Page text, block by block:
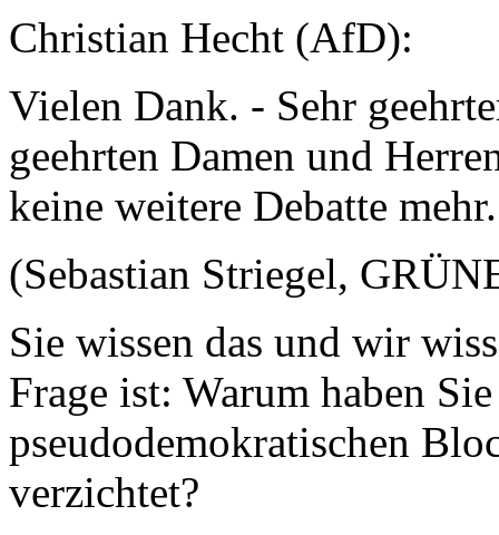
Christian Hecht (AfD):
Vielen Dank. - Sehr
geehrten Damen und
keine weitere Debatte mehr.
(Sebastian Striegel,
Sie wissen das und wir
Frage ist: Warum haben
pseudodemokratischen
verzichtet?